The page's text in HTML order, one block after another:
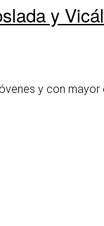
y
y con